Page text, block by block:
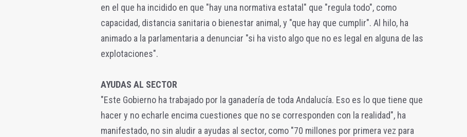
en el que ha incidido en que "hay una normativa estatal" que "regula todo", como
capacidad, distancia sanitaria o bienestar animal, y "que hay que cumplir". Al hilo, ha
animado a la parlamentaria a denunciar "si ha visto algo que no es legal en alguna de las
explotaciones".
AYUDAS AL SECTOR
"Este Gobierno ha trabajado por la ganadería de toda Andalucía. Eso es lo que tiene que
hacer y no echarle encima cuestiones que no se corresponden con la realidad", ha
manifestado, no sin aludir a ayudas al sector, como "70 millones por primera vez para